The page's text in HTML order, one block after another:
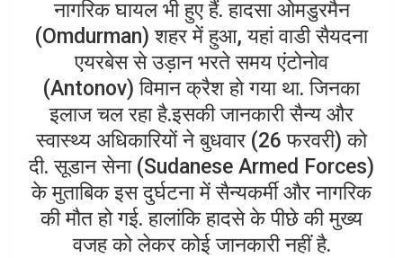
p
नागरिक घायल भी हुए हैं. हादसा ओमडुरमैन
(Omdurman) शहर में हुआ, यहां वाडी सैयदना
एयरबेस से उड़ान भरते समय एंटोनोव
(Antonov) विमान क्रैश हाे गया था. जिनका
इलाज चल रहा है.इसकी जानकारी सैन्य और
स्वास्थ्य अधिकारियों ने बुधवार (26 फरवरी) को
दी. सूडान सेना (Sudanese Armed Forces)
के मुताबिक इस दुर्घटना में सैन्यकर्मी और नागरिक
की मौत हो गई. हालांकि हादसे के पीछे की मुख्य
वजह को लेकर कोई जानकारी नहीं है.